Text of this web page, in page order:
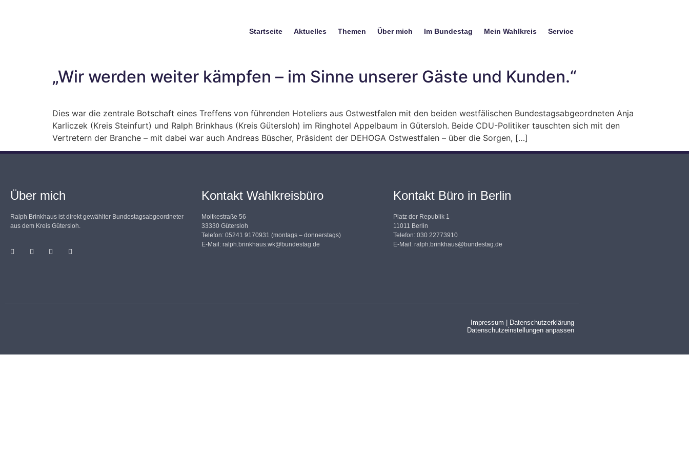
Startseite Aktuelles Themen Über mich Im Bundestag Mein Wahlkreis Service
„Wir werden weiter kämpfen – im Sinne unserer Gäste und Kunden.“
Dies war die zentrale Botschaft eines Treffens von führenden Hoteliers aus Ostwestfalen mit den beiden westfälischen Bundestagsabgeordneten Anja
Karliczek (Kreis Steinfurt) und Ralph Brinkhaus (Kreis Gütersloh) im Ringhotel Appelbaum in Gütersloh. Beide CDU-Politiker tauschten sich mit den
Vertretern der Branche – mit dabei war auch Andreas Büscher, Präsident der DEHOGA Ostwestfalen – über die Sorgen, […]
Über mich
Ralph Brinkhaus ist direkt gewählter Bundestagsabgeordneter
aus dem Kreis Gütersloh.
Kontakt Wahlkreisbüro
Moltkestraße 56
33330 Gütersloh
Telefon: 05241 9170931 (montags – donnerstags)
E-Mail:ralph.brinkhaus.wk@bundestag.de
Kontakt Büro in Berlin
Platz der Republik 1
11011 Berlin
Telefon: 030 22773910
E-Mail: ralph.brinkhaus@bundestag.de
Impressum | Datenschutzerklärung
Datenschutzeinstellungen anpassen